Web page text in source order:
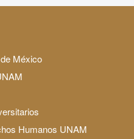
México
Humanos UNAM